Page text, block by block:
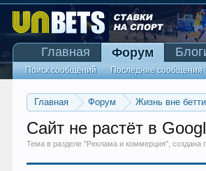
Главная Форум Жизнь вне
Сайт не растёт в
Тема в разделе "Реклама и коммерция", создана
Главная Форум
Поиск сообщений Последние сообщения